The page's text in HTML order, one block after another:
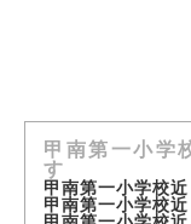
甲南第一小学
す
甲南第一小学校
甲南第一小学校